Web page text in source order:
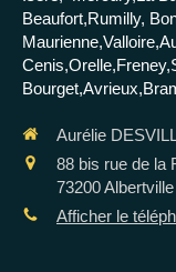
Beaufort,Rumilly,
Aurélie
88 bis rue de la
73200Albertville
Afficher le